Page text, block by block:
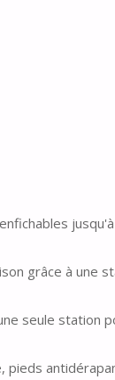
grâce à une
seule station
pieds